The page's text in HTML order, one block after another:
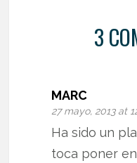
3
MARC
27 mayo, 2013 at
Ha sido un
toca poner